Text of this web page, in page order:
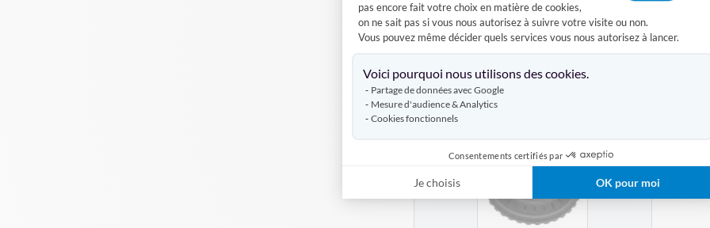
pas encore fait votre choix en matière de cookies,
on ne sait pas si vous nous autorisez à suivre votre visite ou non.
Vous pouvez même décider quels services vous nous autorisez à lancer.
Voici pourquoi nous utilisons des cookies.
Partage de données avec Google
Mesure d'audience & Analytics
Cookies fonctionnels
Consentements certifiés par
Je choisis OK pour moi
DRAPEAU DE SUPPORTERS
Produits similaires